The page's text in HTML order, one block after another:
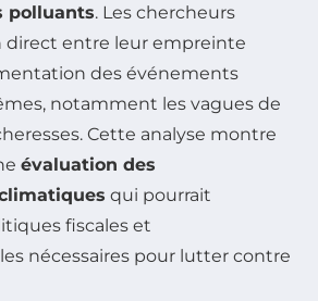
polluants. Les chercheurs
direct entre leur empreinte
des événements
notamment les vagues de
Cette analyse montre
évaluation des
qui pourrait
fiscales et
nécessaires pour lutter contre